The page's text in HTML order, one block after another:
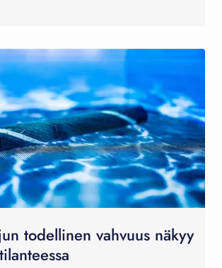
todellinen vahvuus näkyy